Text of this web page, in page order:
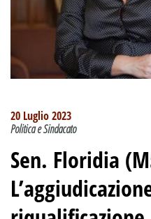
20 Luglio 2023
Politica e Sindacato
Sen. Floridia